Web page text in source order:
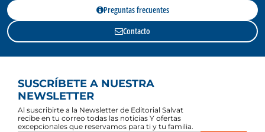
Preguntas frecuentes
Contacto
SUSCRÍBETE A NUESTRA
NEWSLETTER
Al suscribirte a la Newsletter de Editorial Salvat
recibe en tu correo todas las noticias Y ofertas
excepcionales que reservamos para ti y tu familia.